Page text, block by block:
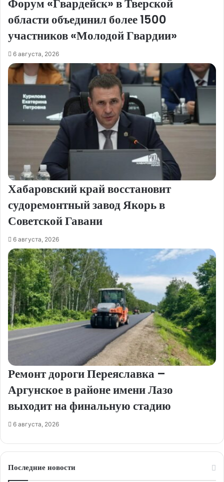
Форум «Гвардейск» в Тверской
области объединил более 1500
участников «Молодой Гвардии»
6 августа, 2026
Хабаровский край восстановит
судоремонтный завод Якорь в
Советской Гавани
6 августа, 2026
Ремонт дороги Переяславка –
Аргунское в районе имени Лазо
выходит на финальную стадию
6 августа, 2026
Последние новости